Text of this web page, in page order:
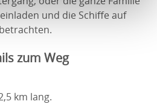
und die Schiffe auf
zum Weg
km lang.